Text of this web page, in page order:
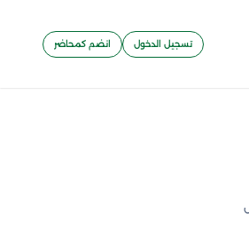
تسجيل الدخول انضم كمحاضر